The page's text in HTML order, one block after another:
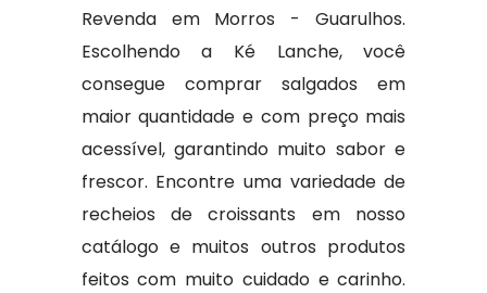
Revenda em Morros - Guarulhos.
Escolhendo a Ké Lanche, você
consegue comprar salgados em
maior quantidade e com preço mais
acessível, garantindo muito sabor e
frescor. Encontre uma variedade de
recheios de croissants em nosso
catálogo e muitos outros produtos
feitos com muito cuidado e carinho.